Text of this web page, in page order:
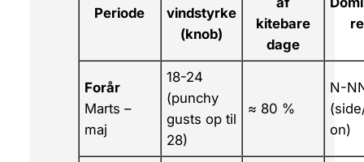
Periode
vindstyrke
(knob)
kitebare
dage
Forår
Marts –
maj
18-24
(punchy
gusts op til
28)
≈ 80 %
N-
on)